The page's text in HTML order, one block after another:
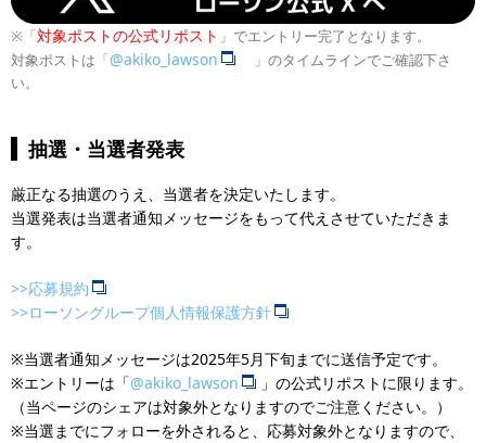
※「対象ポストの公式リポスト 」でエントリー完了となります。
対象ポストは「@akiko_lawson
」のタイムラインでご確認下さ
い。
抽選・当選者発表
厳正なる抽選のうえ、当選者を決定いたします。
当選発表は当選者通知メッセージをもって代えさせていただきま
す。
>>応募規約
>>ローソングループ個人情報保護方針
※当選者通知メッセージは2025年5月下旬までに送信予定です。
※エントリーは「@akiko_lawson
」の公式リポストに限ります。
（当ページのシェアは対象外となりますのでご注意ください。）
※当選までにフォローを外されると、応募対象外となりますので、